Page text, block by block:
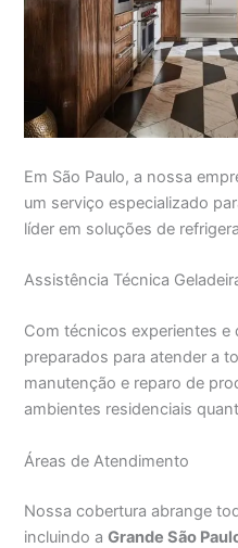
Em São Paulo, a nossa
um serviço especializado
líder em soluções de
Assistência Técnica
Com técnicos experientes e
preparados para atender a
manutenção e reparo de
ambientes residenciais
Áreas de Atendimento
Nossa cobertura abrange
incluindo aGrande São